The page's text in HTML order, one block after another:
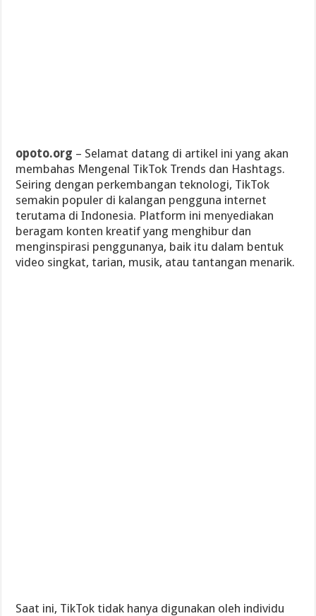
opoto.org – Selamat datang di artikel ini yang akan
membahas Mengenal TikTok Trends dan Hashtags.
Seiring dengan perkembangan teknologi, TikTok
semakin populer di kalangan pengguna internet
terutama di Indonesia. Platform ini menyediakan
beragam konten kreatif yang menghibur dan
menginspirasi penggunanya, baik itu dalam bentuk
video singkat, tarian, musik, atau tantangan menarik.
Saat ini, TikTok tidak hanya digunakan oleh individu